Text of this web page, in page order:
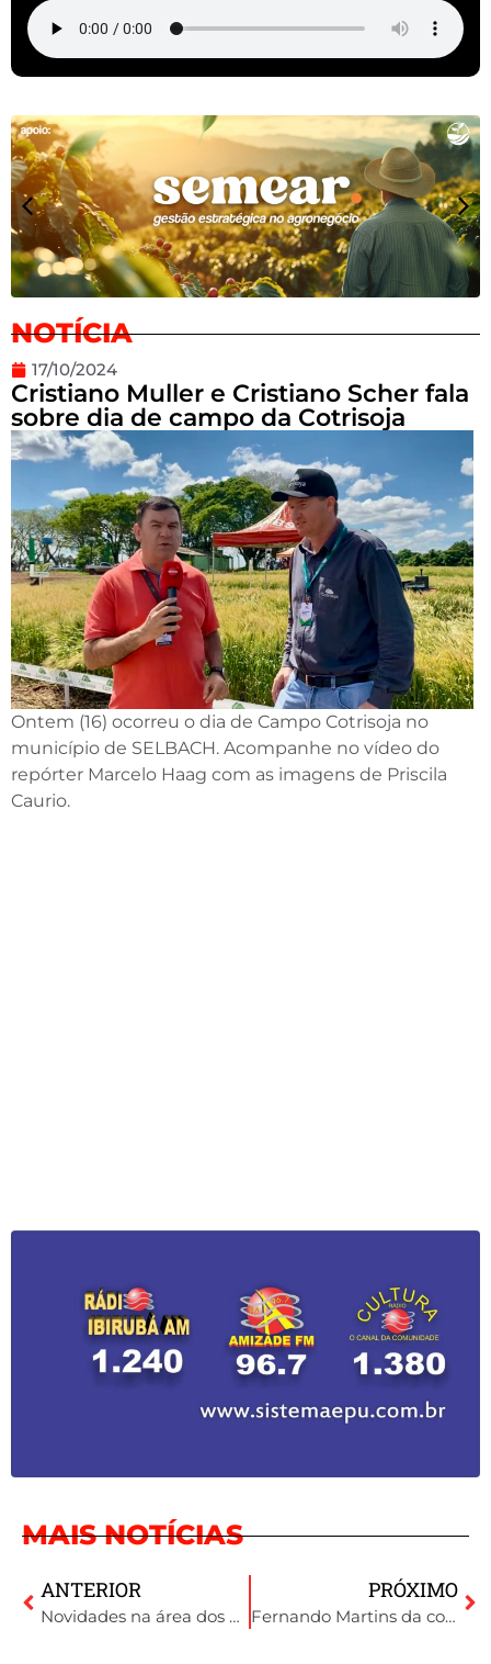
NOTÍCIA
17/10/2024
Cristiano Muller e Cristiano Scher fala
sobre dia de campo da Cotrisoja
Ontem (16) ocorreu o dia de Campo Cotrisoja no
município de SELBACH. Acompanhe no vídeo do
repórter Marcelo Haag com as imagens de Priscila
Caurio.
MAIS NOTÍCIAS
ANTERIOR
Novidades na área dos drones é destaque no dia de campo Cotrisoja
PRÓXIMO
Fernando Martins da comunicação da Cotrisoja fala dos eventos realizados pela cooperativa